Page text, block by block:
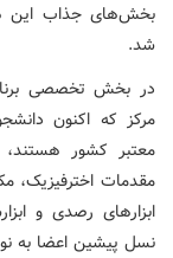
بخش‌های جذاب این
شد.
در بخش تخصصی
مرکز که اکنون
معتبر کشور هستند،
مقدمات اخترفیزیک،
ابزارهای رصدی و
نسل پیشین اعضا به